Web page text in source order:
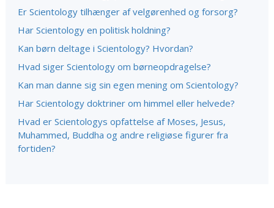
Er Scientology tilhænger af velgørenhed og forsorg?
Har Scientology en politisk holdning?
Kan børn deltage i Scientology? Hvordan?
Hvad siger Scientology om børneopdragelse?
Kan man danne sig sin egen mening om Scientology?
Har Scientology doktriner om himmel eller helvede?
Hvad er Scientologys opfattelse af Moses, Jesus,
Muhammed, Buddha og andre religiøse figurer fra
fortiden?